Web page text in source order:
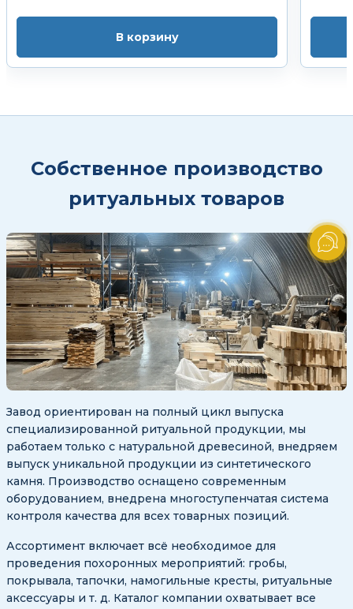
В корзину
Собственное производство
ритуальных товаров
Завод ориентирован на полный цикл выпуска
специализированной ритуальной продукции, мы
работаем только с натуральной древесиной, внедряем
выпуск уникальной продукции из синтетического
камня. Производство оснащено современным
оборудованием, внедрена многоступенчатая система
контроля качества для всех товарных позиций.
Ассортимент включает всё необходимое для
проведения похоронных мероприятий: гробы,
покрывала, тапочки, намогильные кресты, ритуальные
аксессуары и т. д. Каталог компании охватывает все